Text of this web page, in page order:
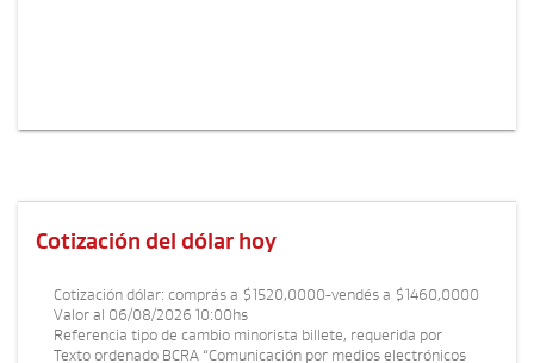
Cotización del dólar hoy
Cotización dólar: comprás a $1520,0000-vendés a $1460,0000
Valor al 06/08/2026 10:00hs
Referencia tipo de cambio minorista billete, requerida por
Texto ordenado BCRA “Comunicación por medios electrónicos